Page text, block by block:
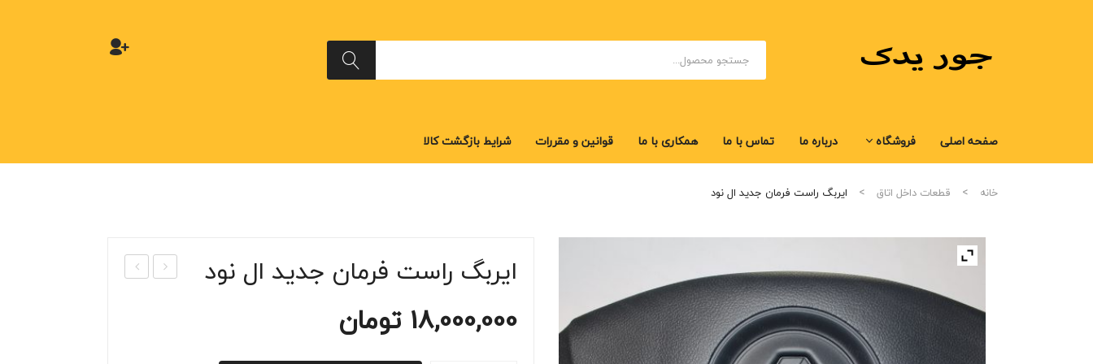
صفحه اصلی فروشگاه درباره ما تماس با ما همکاری با ما قوانین و مقررات شرایط بازگشت کالا
صفحه اصلی فروشگاه درباره ما تماس با ما خانه قطعات داخل اتاق ایربگ راست فرمان جدید ال نود
ایربگ راست فرمان جدید ال نود
18,000,000 تومان